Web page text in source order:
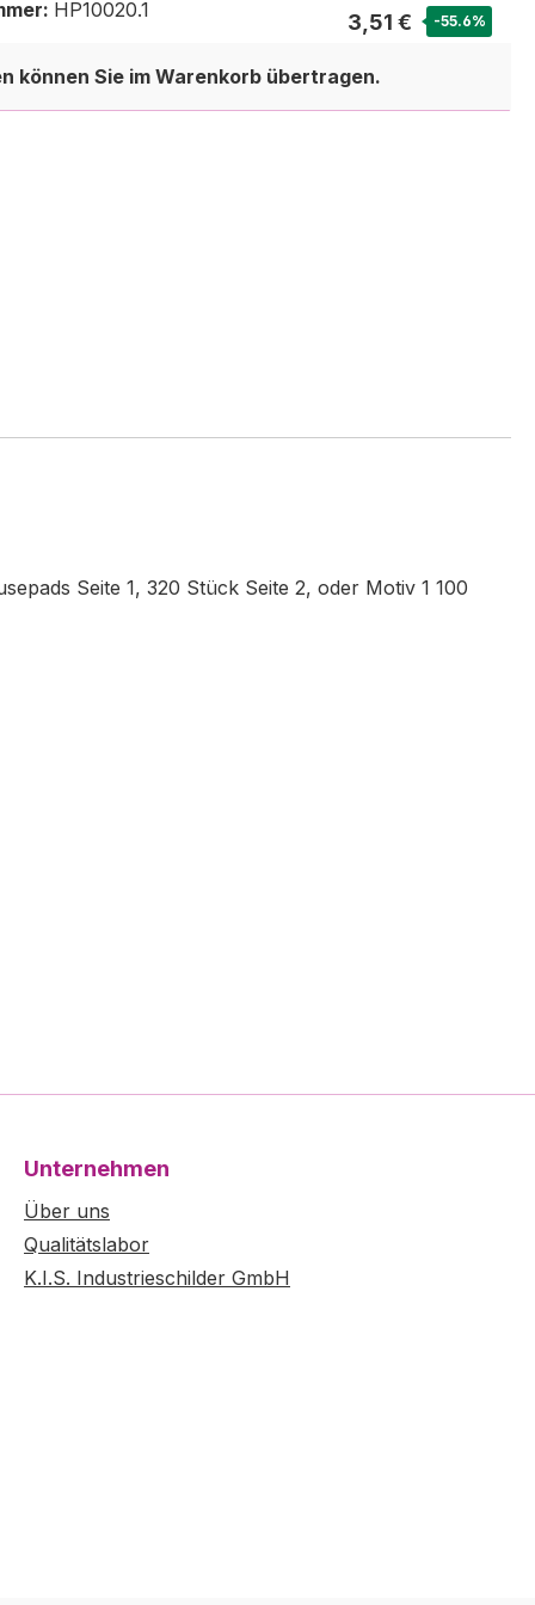
3,51 € -55.6%
3,50 €
HP10020.1
können Sie im Warenkorb übertragen.
Seite 1, 320 Stück Seite 2, oder Motiv 1 100
Unternehmen
Über uns
Qualitätslabor
K.I.S. Industrieschilder GmbH